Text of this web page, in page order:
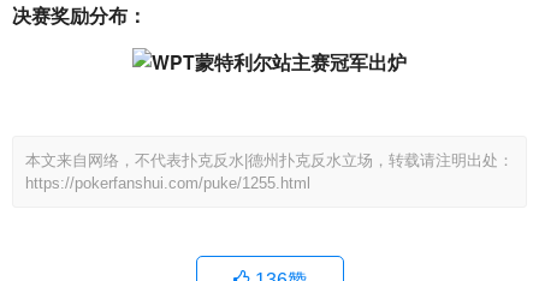
决赛奖励分布：
本文来自网络，不代表扑克反水|德州扑克反水立场，转载请注明出处：
https://pokerfanshui.com/puke/1255.html